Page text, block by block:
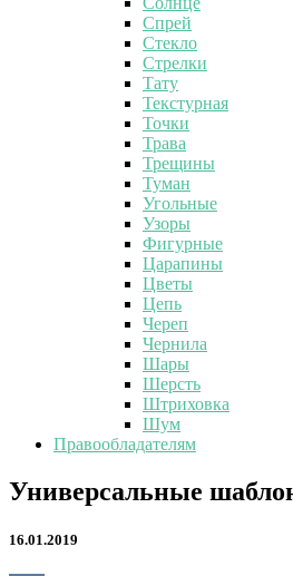
Спрей
Стекло
Стрелки
Тату
Текстурная
Точки
Трава
Трещины
Туман
Угольные
Узоры
Фигурные
Царапины
Цветы
Цепь
Череп
Чернила
Шары
Шерсть
Штриховка
Шум
Правообладателям
Универсальные
шаблоны
соцсетей
Универсальные
16.01.2019